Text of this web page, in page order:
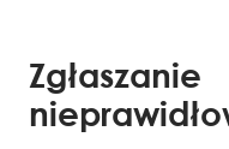
Zgłaszanie